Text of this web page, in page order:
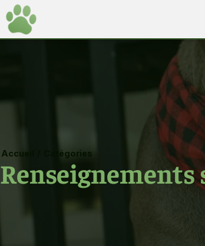
Accueil Catégories